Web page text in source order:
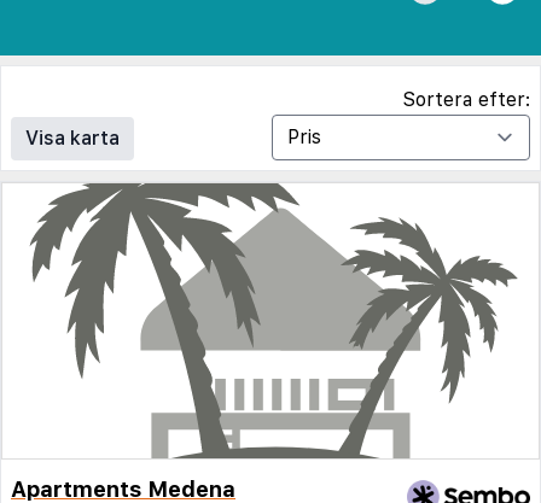
Visa karta
Sortera efter:
Apartments Medena